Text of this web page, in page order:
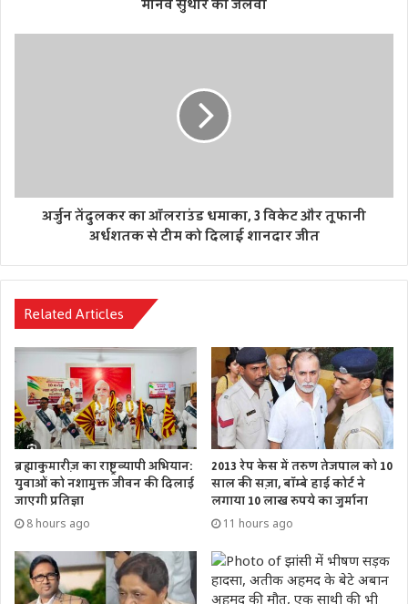
जांच के दौरान यह भी सामने आया है कि आरोपी का आपराधिक
जाकर दुष्कर्म करने का आरोप लगा था, जिसके मामले में वह जेल जा
चुका है। फिलहाल पुलिस आरोपी से पूछताछ कर रही है और उसके पुराने
अर्जुन तेंदुलकर का ऑलराउंड धमाका, 3 विकेट और तूफानी
अर्धशतक से टीम को दिलाई शानदार जीत
Related Articles
ब्रह्माकुमारीज़ का राष्ट्रव्यापी अभियान:
युवाओं को नशामुक्त जीवन की दिलाई
जाएगी प्रतिज्ञा
8 hours ago
2013 रेप केस में तरुण तेजपाल को 10
साल की सज़ा, बॉम्बे हाई कोर्ट ने
लगाया 10 लाख रुपये का जुर्माना
11 hours ago